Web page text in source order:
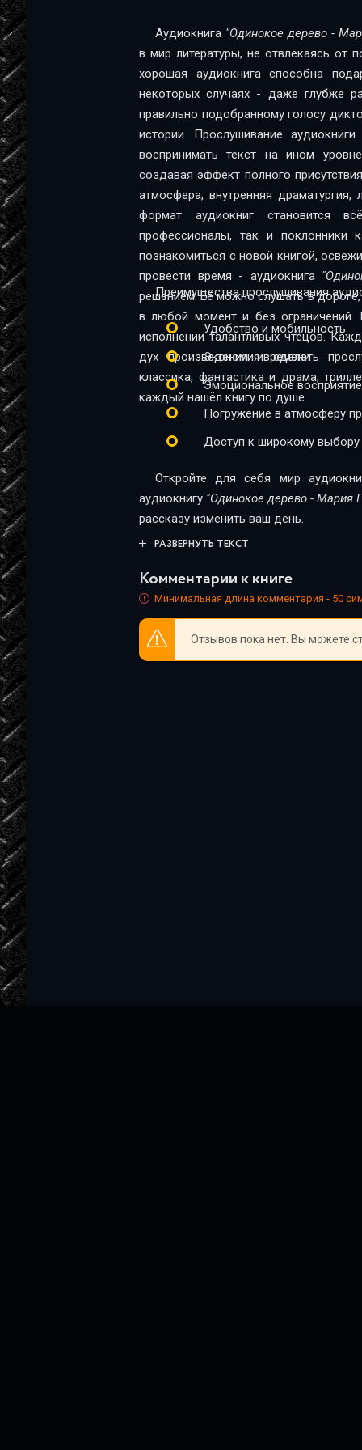
13
15
16
17
18
19
20
22
Аудиокнига "Одинокое дерево -
в мир литературы, не отвлекаясь от
хорошая аудиокнига способна
некоторых случаях - даже глубже
правильно подобранному голосу
истории. Прослушивание аудиокниги
воспринимать текст на ином
создавая эффект полного
атмосфера, внутренняя
формат аудиокниг становится
профессионалы, так и поклонники качественной
познакомиться с новой книгой,
провести время - аудиокнига
решением. Её можно слушать в
в любой момент и без ограничений.
исполнении талантливых чтецов.
дух произведения и сделать
классика, фантастика и драма,
каждый нашёл книгу по душе.
Преимущества прослушивания
Удобство и мобильность
Экономия времени
Эмоциональное восприятие
Погружение в атмосферу
Доступ к широкому выбору
Откройте для себя мир
аудиокнигу "Одинокое дерево - Мария
рассказу изменить ваш день.
РАЗВЕРНУТЬ ТЕКСТ
Комментарии к книге
Минимальная длина комментария - 50
Отзывов пока нет. Вы можете